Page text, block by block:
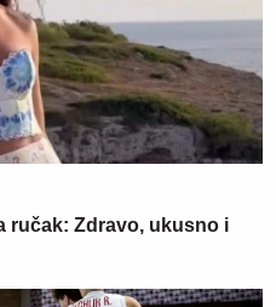
ručak: Zdravo, ukusno i